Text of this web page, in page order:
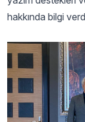
hakkında bilgi